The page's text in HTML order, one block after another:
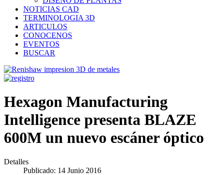
NOTICIAS CAD
TERMINOLOGIA 3D
ARTICULOS
CONOCENOS
EVENTOS
BUSCAR
Hexagon Manufacturing
Intelligence presenta BLAZE
600M un nuevo escáner óptico
Detalles
Publicado: 14 Junio 2016